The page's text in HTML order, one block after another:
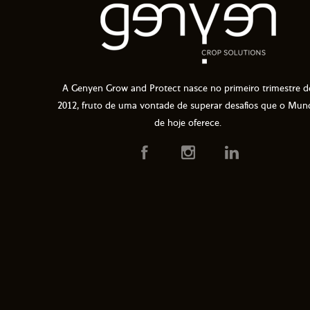
A Genyen Grow and Protect nasce no primeiro trimestre
2012, fruto de uma vontade de superar desafios que o
de hoje oferece.